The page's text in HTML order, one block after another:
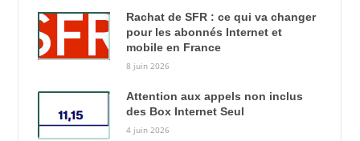
Rachat de SFR : ce qui va changer
pour les abonnés Internet et
mobile en France
8 juin 2026
Attention aux appels non inclus
des Box Internet Seul
4 juin 2026